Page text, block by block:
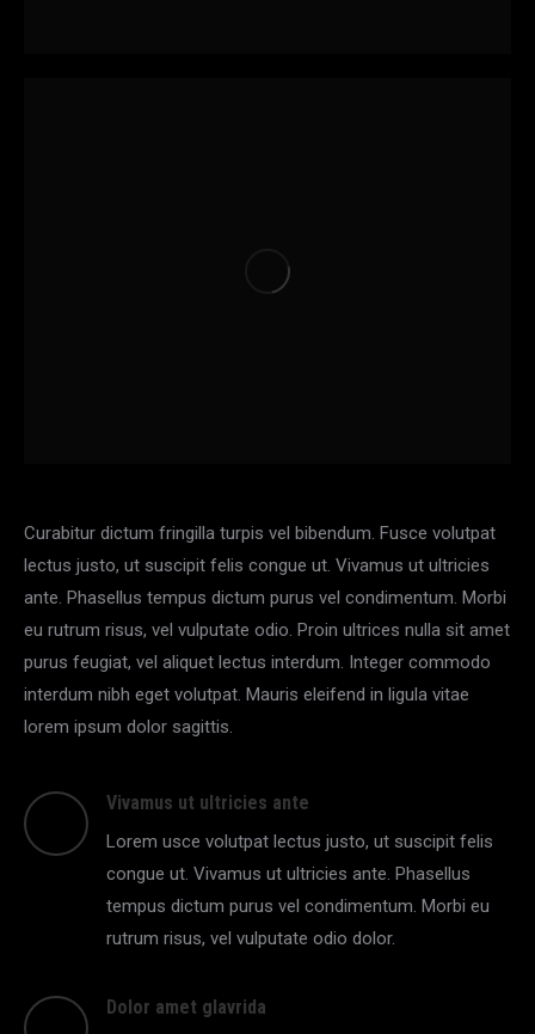
Curabitur dictum fringilla turpis vel bibendum. Fusce volutpat
lectus justo, ut suscipit felis congue ut. Vivamus ut ultricies
ante. Phasellus tempus dictum purus vel condimentum. Morbi
eu rutrum risus, vel vulputate odio. Proin ultrices nulla sit amet
purus feugiat, vel aliquet lectus interdum. Integer commodo
interdum nibh eget volutpat. Mauris eleifend in ligula vitae
lorem ipsum dolor sagittis.
Vivamus ut ultricies ante
Lorem usce volutpat lectus justo, ut suscipit felis
congue ut. Vivamus ut ultricies ante. Phasellus
tempus dictum purus vel condimentum. Morbi eu
rutrum risus, vel vulputate odio dolor.
Dolor amet glavrida